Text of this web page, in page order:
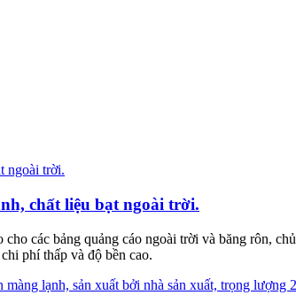
chất liệu bạt ngoài trời.
các bảng quảng cáo ngoài trời và băng rôn,
phí thấp và độ bền cao.